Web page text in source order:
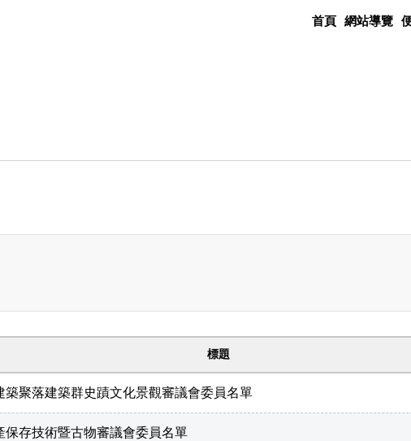
首頁 網站導覽
標題
聚落建築群史蹟文化景觀審議會委員名單
存技術暨古物審議會委員名單